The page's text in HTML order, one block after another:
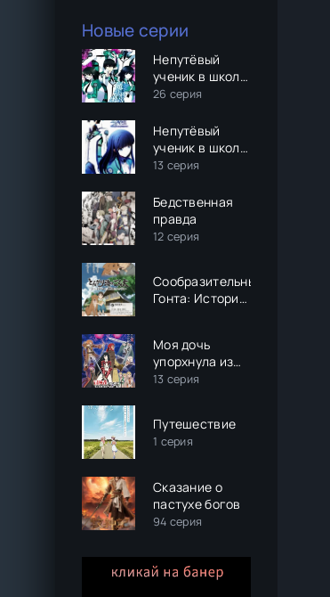
Новые серии
Непутёвый
ученик в школе
магии
26 серия
Непутёвый
ученик в школе
магии: Гость (2
13 серия
Бедственная
правда
12 серия
Сообразительный
Гонта: История
именами,
пострадавшей
в Фукусиме
Моя дочь
упорхнула из
гнезда и
авантюристом
13 серия
Путешествие
1 серия
Сказание о
пастухе богов
94 серия